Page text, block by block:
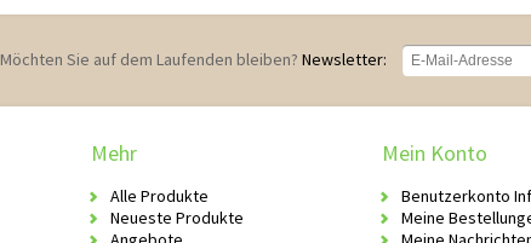
Möchten Sie auf dem Laufenden bleiben? Newsletter:
Mehr
Alle Produkte
Neueste Produkte
Mein Konto
Benutzerkonto
Meine